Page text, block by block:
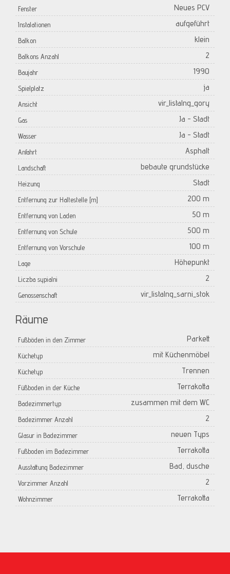
Fenster Neues PCV
Instalationen aufgeführt
Balkon klein
Balkons Anzahl 2
Baujahr 1990
Spielplatz ja
Ansicht vir_listalng_gory
Gas Ja - Stadt
Wasser Ja - Stadt
Anfahrt Asphalt
Landschaft bebaute grundstücke
Heizung Stadt
Entfernung zur Haltestelle [m] 200 m
Entfernung von Laden 50 m
Entfernung von Schule 500 m
Entfernung von Vorschule 100 m
Lage Höhepunkt
Liczba sypialni 2
Genossenschaft vir_listalng_sarni_stok
Räume
Fußböden in den Zimmer Parkett
Küchetyp mit Küchenmöbel
Küchetyp Trennen
Füßboden in der Küche Terrakotta
Badezimmertyp zusammen mit dem WC
Badezimmer Anzahl 2
Glasur in Badezimmer neuen Typs
Fußboden im Badezimmer Terrakotta
Ausstattung Badezimmer Bad, dusche
Vorzimmer Anzahl 2
Wohnzimmer Terrakotta